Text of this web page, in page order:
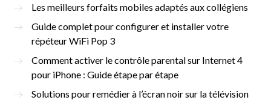
Les meilleurs forfaits mobiles adaptés aux collégiens
Guide complet pour configurer et installer votre
répéteur WiFi Pop 3
Comment activer le contrôle parental sur Internet 4
pour iPhone : Guide étape par étape
Solutions pour remédier à l’écran noir sur la télévision